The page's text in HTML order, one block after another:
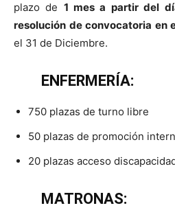
plazo de 1 mes a partir del
resolución de convocatoria en
el 31 de Diciembre.
ENFERMERÍA:
750 plazas de turno libre
50 plazas de promoción
20 plazas acceso
MATRONAS: